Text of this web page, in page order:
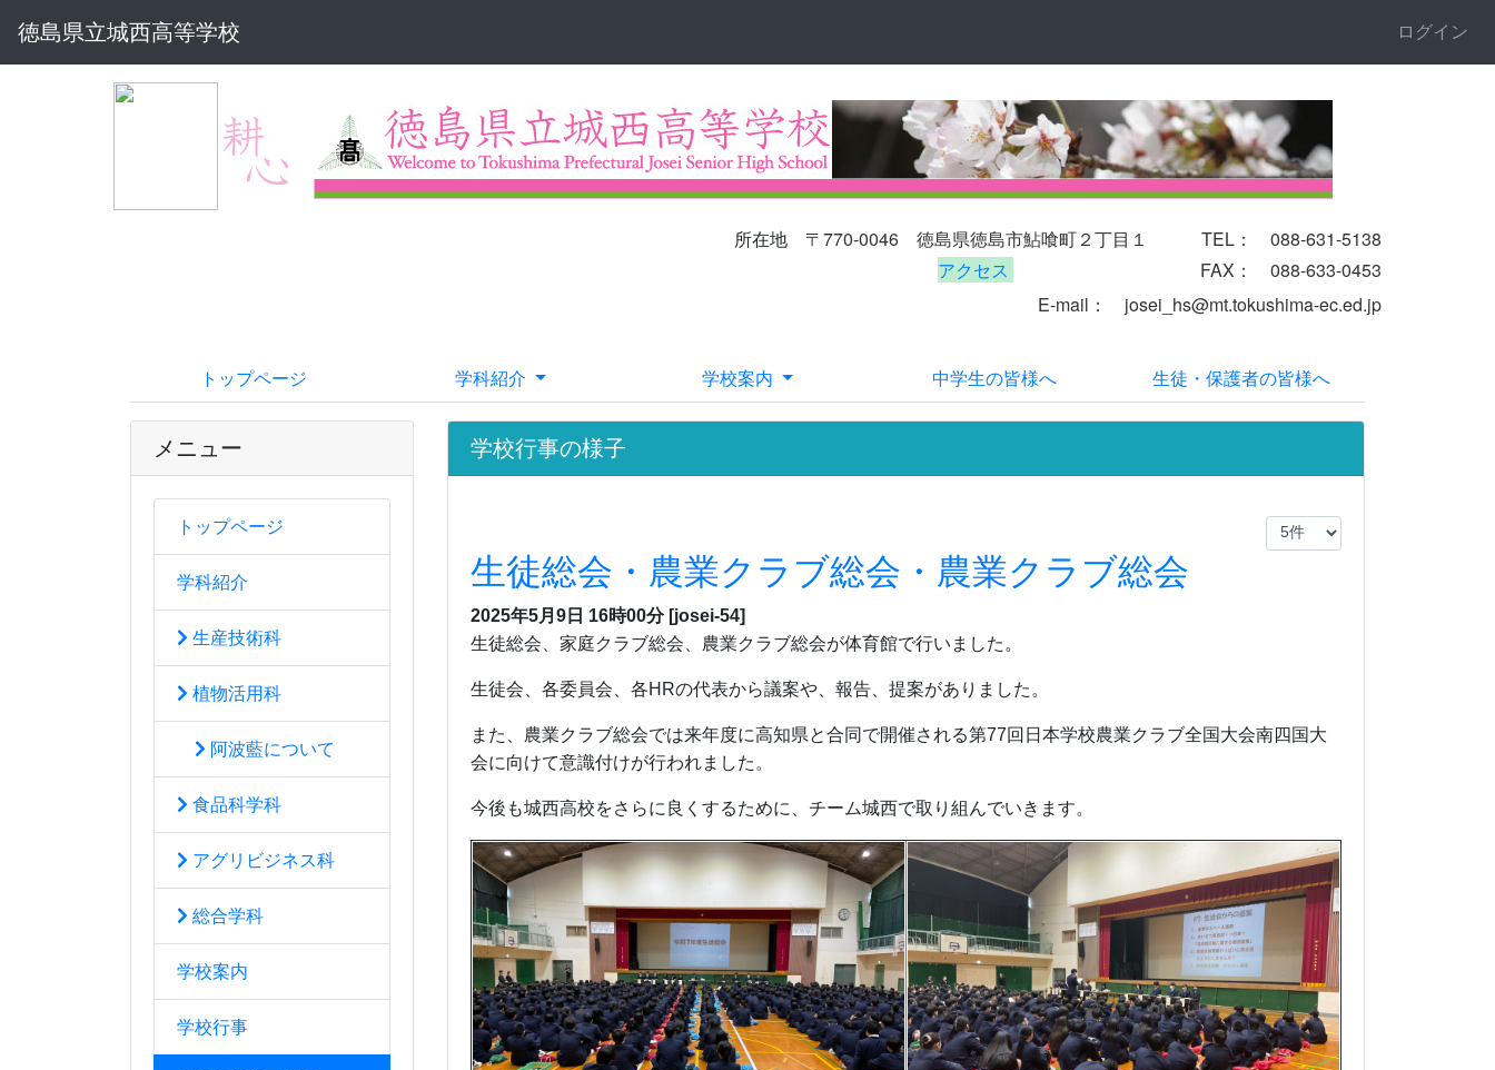
徳島県立城西高等学校 ログイン
所在地 〒770-0046 徳島県徳島市鮎喰町２丁目１ TEL： 088-631-5138
アクセス
FAX： 088-633-0453
E-mail ： josei_hs@mt.tokushima-ec.ed.jp
トップページ 学科紹介 学校案内 中学生の皆様へ 生徒・保護者の皆様へ
メニュー
トップページ
学科紹介
生産技術科
植物活用科
阿波藍について
食品科学科
アグリビジネス科
総合学科
学校案内
学校行事
学校行事の様子
生徒総会・農業クラブ総会・農業クラブ総会
2025年5月9日 16時00分 [josei-54]
生徒総会、家庭クラブ総会、農業クラブ総会が体育館で行いました。
生徒会、各委員会、各HRの代表から議案や、報告、提案がありました。
また、農業クラブ総会では来年度に高知県と合同で開催される第77回日本学校農業クラブ全国大会南四国大
会に向けて意識付けが行われました。
今後も城西高校をさらに良くするために、チーム城西で取り組んでいきます。